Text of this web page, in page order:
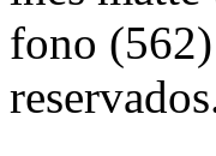
fono